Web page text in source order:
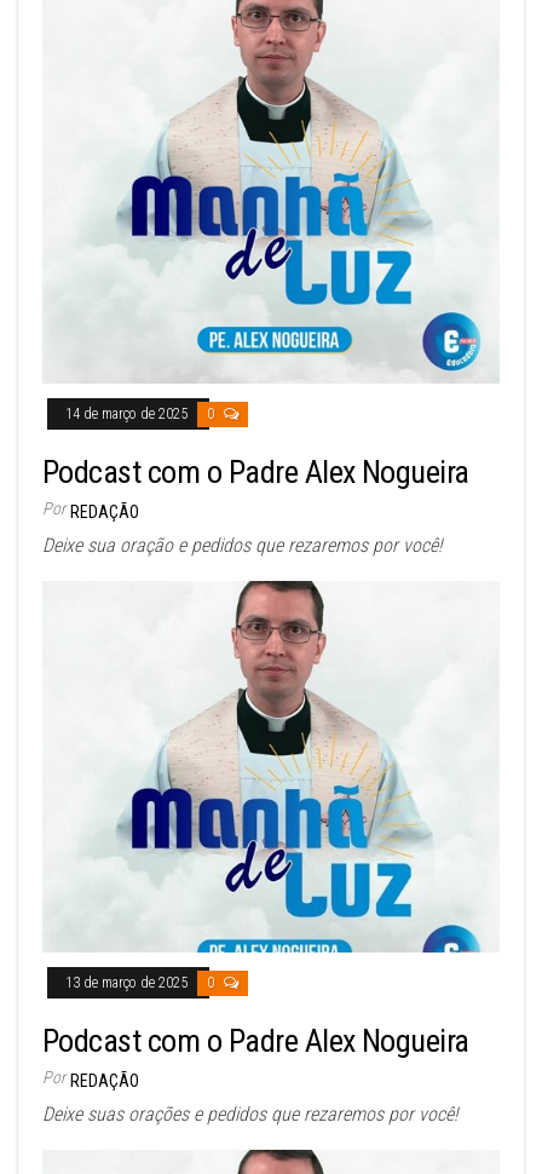
14 de março de 2025 0
Podcast com o Padre Alex Nogueira
Por REDAÇÃO
Deixe sua oração e pedidos que rezaremos por você!
13 de março de 2025 0
Podcast com o Padre Alex Nogueira
Por REDAÇÃO
Deixe suas orações e pedidos que rezaremos por você!